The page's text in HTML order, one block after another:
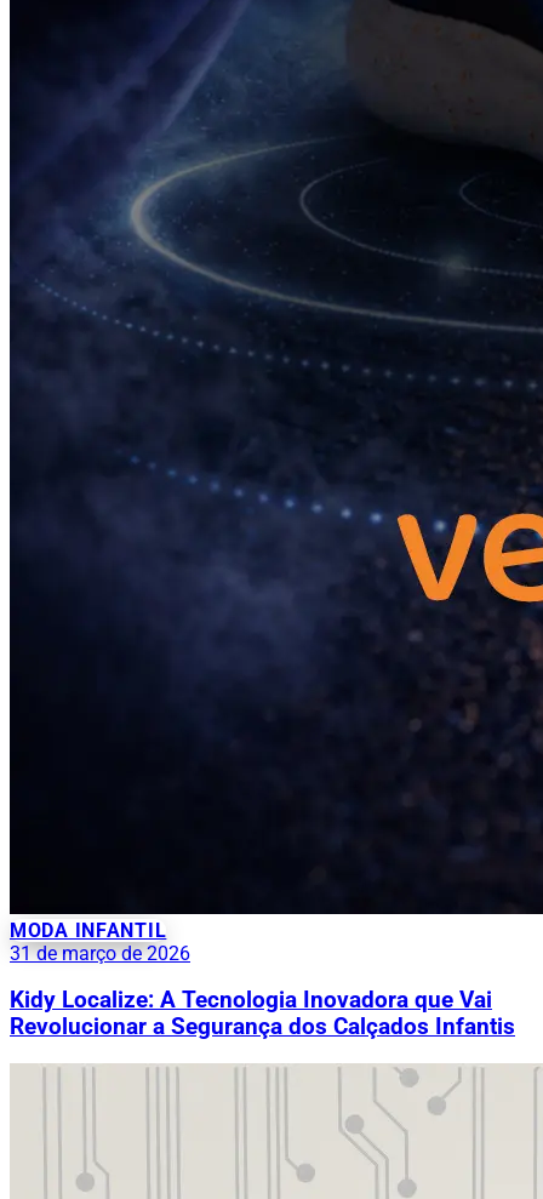
MODA INFANTIL
31 de março de 2026
Kidy Localize: A Tecnologia Inovadora que Vai
Revolucionar a Segurança dos Calçados Infantis